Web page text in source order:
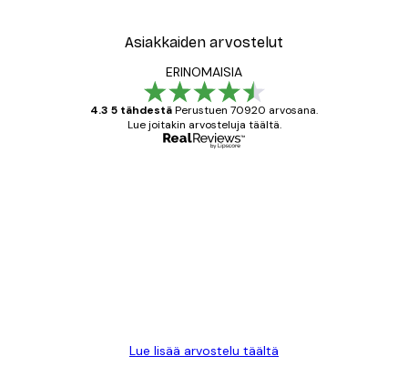
Asiakkaiden arvostelut
ERINOMAISIA
4.3 5 tähdestäPerustuen 70920 arvosana.
Lue joitakin arvosteluja täältä.
Lue lisää arvostelu täältä